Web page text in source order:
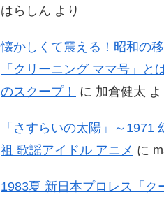
はらしん より
懐かしくて震える！昭和の
「クリーニング ママ号」と
のスクープ！
に 加倉健太 よ
「さすらいの太陽」～1971
祖 歌謡アイドル アニメ に
1983夏 新日本プロレス「ク